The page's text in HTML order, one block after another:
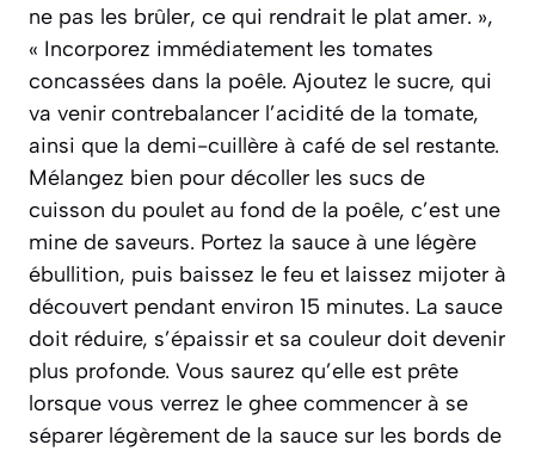
ne pas les brûler, ce qui rendrait le plat amer. »,
« Incorporez immédiatement les tomates
concassées dans la poêle. Ajoutez le sucre, qui
va venir contrebalancer l’acidité de la tomate,
ainsi que la demi-cuillère à café de sel restante.
Mélangez bien pour décoller les sucs de
cuisson du poulet au fond de la poêle, c’est une
mine de saveurs. Portez la sauce à une légère
ébullition, puis baissez le feu et laissez mijoter à
découvert pendant environ 15 minutes. La sauce
doit réduire, s’épaissir et sa couleur doit devenir
plus profonde. Vous saurez qu’elle est prête
lorsque vous verrez le ghee commencer à se
séparer légèrement de la sauce sur les bords de